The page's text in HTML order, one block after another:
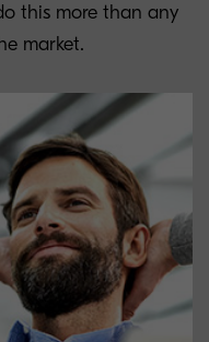
this more than any
market.